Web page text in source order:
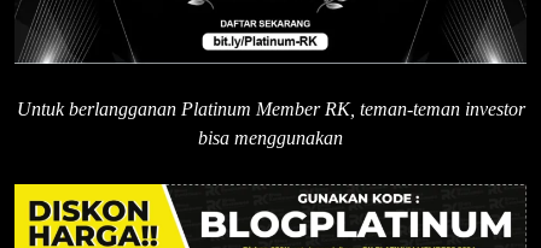
Untuk berlangganan Platinum Member RK, teman-teman investor
bisa menggunakan